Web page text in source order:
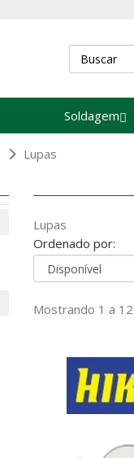
Soldagem
Lupas
Lupas
Ordenado por:
Mostrando 1 a